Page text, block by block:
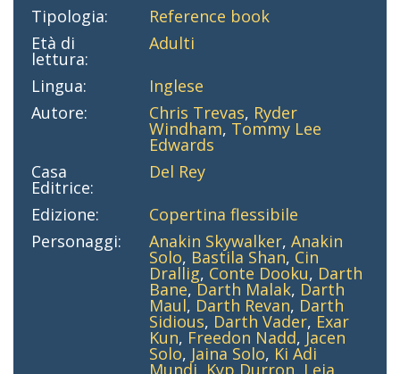
Tipologia:
Reference book
Età di
lettura:
Adulti
Lingua:
Inglese
Autore:
Chris Trevas, Ryder
Windham, Tommy Lee
Edwards
Casa
Editrice:
Del Rey
Edizione:
Copertina flessibile
Personaggi:
Anakin Skywalker,Anakin
Solo, Bastila Shan, Cin
Drallig, Conte Dooku, Darth
Bane,Darth Malak, Darth
Maul, Darth Revan, Darth
Sidious, Darth Vader, Exar
Kun, Freedon Nadd, Jacen
Solo, Jaina Solo, Ki Adi
Mundi, Kyp Durron, Leia